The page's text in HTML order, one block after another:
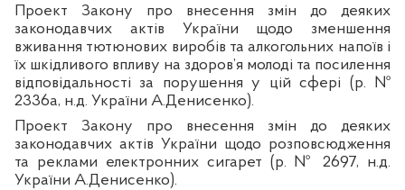
Проект Закону про внесення змін до деяких
законодавчих актів України щодо зменшення
вживання тютюнових виробів та алкогольних напоїв і
їх шкідливого впливу на здоров’я молоді та посилення
відповідальності за порушення у цій сфері (р. №
2336а, н.д. України А.Денисенко).
Проект Закону про внесення змін до деяких
законодавчих актів України щодо розповсюдження
та реклами електронних сигарет (р. № 2697, н.д.
України А.Денисенко).